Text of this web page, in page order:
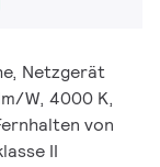
Netzgerät
W, 4000 K,
von
II